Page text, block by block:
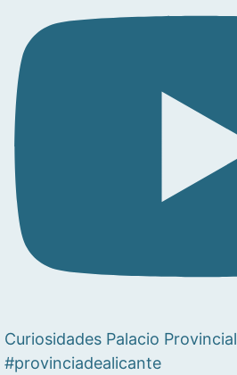
Curiosidades Palacio Provincial
#provinciadealicante